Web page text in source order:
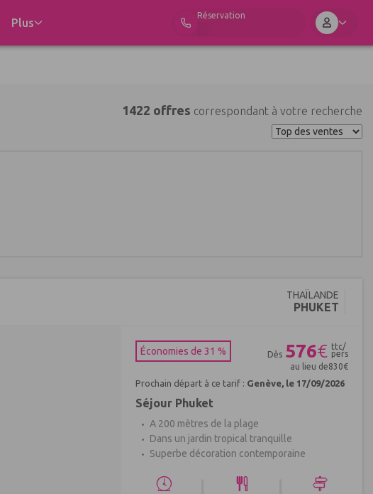
Plus
Réservation
1422 offres correspondant à votre recherche
THAÏLANDE
PHUKET
Économies de 31 % Dès 576€ ttc/
pers
au lieu de830€
Prochain départ à ce tarif : Genève, le 17/09/2026
Séjour Phuket
A 200 mètres de la plage
Dans un jardin tropical tranquille
Superbe décoration contemporaine